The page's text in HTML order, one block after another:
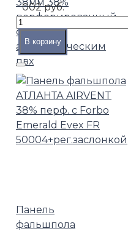
перфорированный
с
антистатическим
пвх
002 руб.
В корзину
Панель
фальшпола